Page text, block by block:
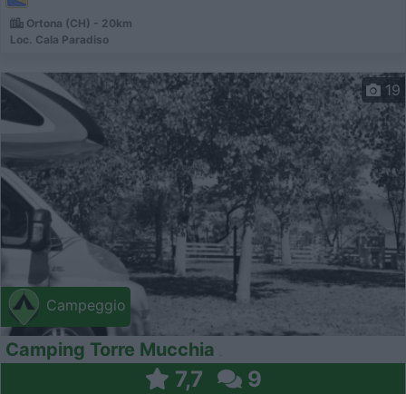
Ortona (CH) - 20km
Loc. Cala Paradiso
Campeggio
19
Camping Torre Mucchia
7,7 9